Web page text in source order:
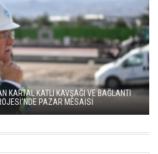
KARTAL KATLI KAVŞAĞI VE BAĞLANTI
PAZAR MESAİSİ